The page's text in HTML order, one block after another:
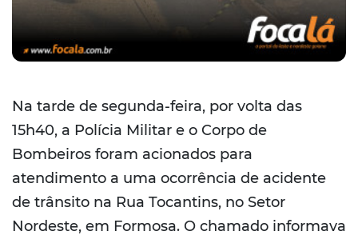
Na tarde de segunda-feira, por volta das
15h40, a Polícia Militar e o Corpo de
Bombeiros foram acionados para
atendimento a uma ocorrência de acidente
de trânsito na Rua Tocantins, no Setor
Nordeste, em Formosa. O chamado informava